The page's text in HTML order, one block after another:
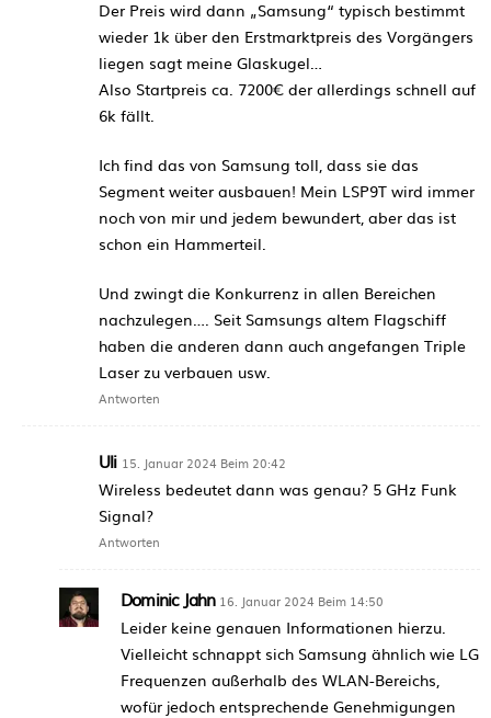
Der Preis wird dann „Samsung“ typisch bestimmt
wieder 1k über den Erstmarktpreis des Vorgängers
liegen sagt meine Glaskugel…
Also Startpreis ca. 7200€ der allerdings schnell auf
6k fällt.
Ich find das von Samsung toll, dass sie das
Segment weiter ausbauen! Mein LSP9T wird immer
noch von mir und jedem bewundert, aber das ist
schon ein Hammerteil.
Und zwingt die Konkurrenz in allen Bereichen
nachzulegen…. Seit Samsungs altem Flagschiff
haben die anderen dann auch angefangen Triple
Laser zu verbauen usw.
Antworten
Uli 15. Januar 2024 Beim 20:42
Wireless bedeutet dann was genau? 5 GHz Funk
Signal?
Antworten
Dominic Jahn 16. Januar 2024 Beim 14:50
Leider keine genauen Informationen hierzu.
Vielleicht schnappt sich Samsung ähnlich wie LG
Frequenzen außerhalb des WLAN-Bereichs,
wofür jedoch entsprechende Genehmigungen